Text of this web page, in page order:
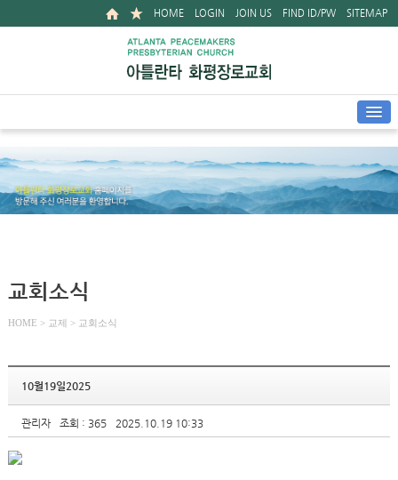
HOME LOGIN JOIN US FIND ID/PW SITEMAP
교회소식
HOME > 교제 > 교회소식
10월19일2025
관리자 조회 : 365 2025.10.19 10:33